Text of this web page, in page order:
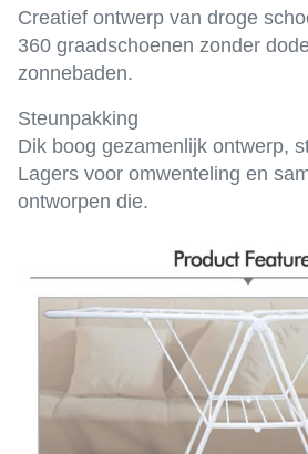
Creatief ontwerp van droge
360 graadschoenen zonder
zonnebaden.
Steunpakking
Dik boog gezamenlijk ontwerp,
Lagers voor omwenteling en
ontworpen die.